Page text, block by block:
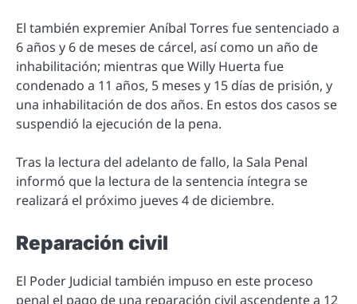
El también expremier Aníbal Torres fue sentenciado a
6 años y 6 de meses de cárcel, así como un año de
inhabilitación; mientras que Willy Huerta fue
condenado a 11 años, 5 meses y 15 días de prisión, y
una inhabilitación de dos años. En estos dos casos se
suspendió la ejecución de la pena.
Tras la lectura del adelanto de fallo, la Sala Penal
informó que la lectura de la sentencia íntegra se
realizará el próximo jueves 4 de diciembre.
Reparación civil
El Poder Judicial también impuso en este proceso
penal el pago de una reparación civil ascendente a 12